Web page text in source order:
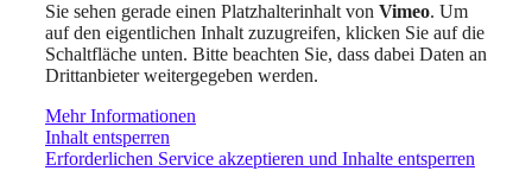
Sie sehen gerade einen Platzhalterinhalt von Vimeo. Um
auf den eigentlichen Inhalt zuzugreifen, klicken Sie auf die
Schaltfläche unten. Bitte beachten Sie, dass dabei Daten an
Drittanbieter weitergegeben werden.
Mehr Informationen
Inhalt entsperren
Erforderlichen Service akzeptieren und Inhalte entsperren